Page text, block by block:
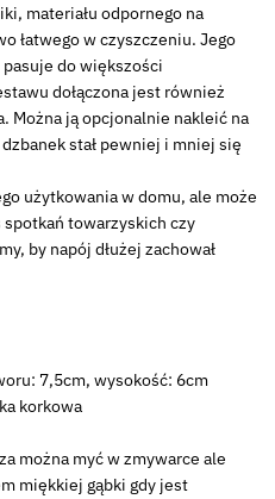
materiału odpornego na
łatwego w czyszczeniu. Jego
do większości
dołączona jest również
Można ją opcjonalnie nakleić na
stał pewniej i mniej się
użytkowania w domu, ale może
towarzyskich czy
by napój dłużej zachował
7,5cm, wysokość: 6cm
korkowa
można myć w zmywarce ale
miękkiej gąbki gdy jest